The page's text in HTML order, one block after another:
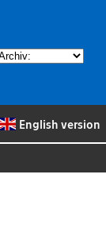
English version